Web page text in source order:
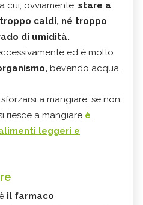
cui, ovviamente, stare a
caldi, né troppo
di umidità.
ed è molto
bevendo acqua,
a mangiare, se non
riesce a mangiare è
leggeri e
il farmaco